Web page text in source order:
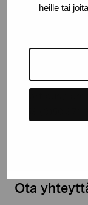
heille tai
Pro
10600
Ota